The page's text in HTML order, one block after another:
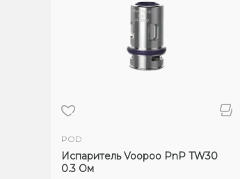
POD
Испаритель Voopoo PnP TW30
0.3 Ом